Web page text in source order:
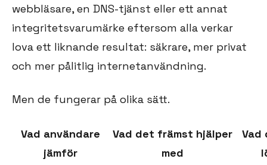
webbläsare, en DNS-tjänst eller ett annat
integritetsvarumärke eftersom alla verkar
lova ett liknande resultat: säkrare, mer privat
och mer pålitlig internetanvändning.
Men de fungerar på olika sätt.
Vad användare
jämför
Vad det främst hjälper
med
Vad